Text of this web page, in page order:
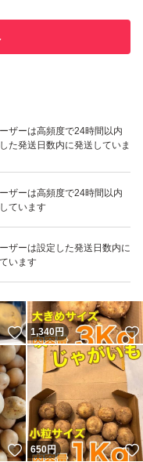
実績があります
ザーは高頻度で24時間以内
た発送日数内に発送していま
ザーは高頻度で24時間以内
ています
ザーは設定した発送日数内に
います
いいね！
890
いいね！
1,340円
いいね！
650円